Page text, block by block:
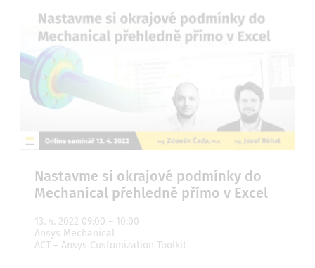
Nastavme si okrajové podmínky do
Mechanical přehledně přímo v Excel
13. 4. 2022 09:00 – 10:00
Ansys Mechanical
ACT – Ansys Customization Toolkit